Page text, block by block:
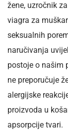
žene, uzročnik
viagra za
seksualnih
naručivanja
postoje o našim
ne preporučuje
alergijske
proizvoda u
apsorpcije tvari.